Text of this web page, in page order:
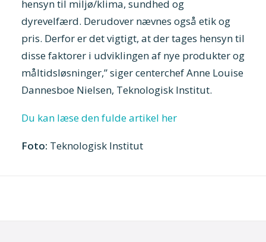
hensyn til miljø/klima, sundhed og
dyrevelfærd. Derudover nævnes også etik og
pris. Derfor er det vigtigt, at der tages hensyn til
disse faktorer i udviklingen af nye produkter og
måltidsløsninger,” siger centerchef Anne Louise
Dannesboe Nielsen, Teknologisk Institut.
Du kan læse den fulde artikel her
Foto: Teknologisk Institut